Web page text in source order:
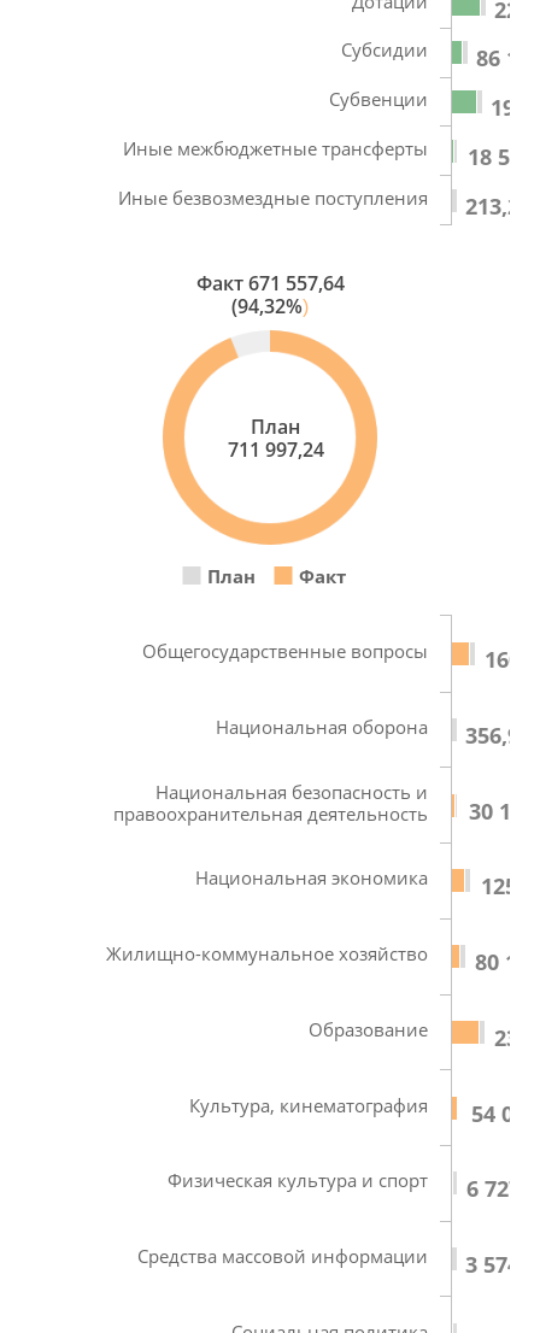
Субсидии
Субвенции
Иные межбюджетные трансферты
Иные безвозмездные поступления
222
86
196
18
213,24
Факт 671 557,64
(94,32%)
План
711 997,24
План Факт
Общегосударственные вопросы
Национальная оборона
Национальная безопасность и
правоохранительная деятельность
Национальная экономика
Жилищно-коммунальное хозяйство
Образование
Культура, кинематография
Физическая культура и спорт
Средства массовой информации
160
356,90
30
125
80
238
54
6
3